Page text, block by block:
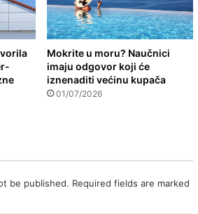
Mokrite u moru? Naučnici
imaju odgovor koji će
iznenaditi većinu kupača
01/07/2026
be published. Required fields are marked